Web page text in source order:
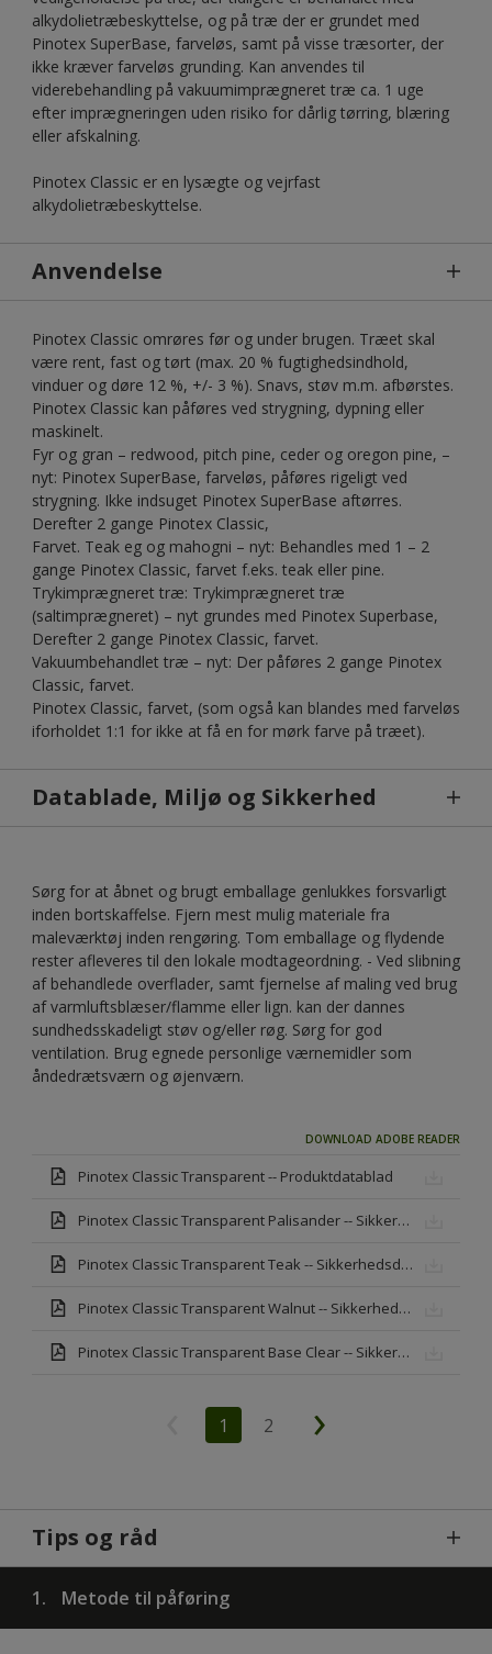
alkydolietræbeskyttelse, og på træ der er grundet med
Pinotex SuperBase, farveløs, samt på visse træsorter, der
ikke kræver farveløs grunding. Kan anvendes til
viderebehandling på vakuumimprægneret træ ca. 1 uge
efter imprægneringen uden risiko for dårlig tørring, blæring
eller afskalning.
Pinotex Classic er en lysægte og vejrfast
alkydolietræbeskyttelse.
Anvendelse
Pinotex Classic omrøres før og under brugen. Træet skal
være rent, fast og tørt (max. 20 % fugtighedsindhold,
vinduer og døre 12 %, +/- 3 %). Snavs, støv m.m. afbørstes.
Pinotex Classic kan påføres ved strygning, dypning eller
maskinelt.
Fyr og gran – redwood, pitch pine, ceder og oregon pine, –
nyt: Pinotex SuperBase, farveløs, påføres rigeligt ved
strygning. Ikke indsuget Pinotex SuperBase aftørres.
Derefter 2 gange Pinotex Classic,
Farvet. Teak eg og mahogni – nyt: Behandles med 1 – 2
gange Pinotex Classic, farvet f.eks. teak eller pine.
Trykimprægneret træ: Trykimprægneret træ
(saltimprægneret) – nyt grundes med Pinotex Superbase,
Derefter 2 gange Pinotex Classic, farvet.
Vakuumbehandlet træ – nyt: Der påføres 2 gange Pinotex
Classic, farvet.
Pinotex Classic, farvet, (som også kan blandes med farveløs
iforholdet 1:1 for ikke at få en for mørk farve på træet).
Datablade, Miljø og Sikkerhed
Sørg for at åbnet og brugt emballage genlukkes forsvarligt
inden bortskaffelse. Fjern mest mulig materiale fra
maleværktøj inden rengøring. Tom emballage og flydende
rester afleveres til den lokale modtageordning. - Ved slibning
af behandlede overflader, samt fjernelse af maling ved brug
af varmluftsblæser/flamme eller lign. kan der dannes
sundhedsskadeligt støv og/eller røg. Sørg for god
ventilation. Brug egnede personlige værnemidler som
åndedrætsværn og øjenværn.
DOWNLOAD ADOBE READER
Pinotex Classic Transparent -- Produktdatablad
Pinotex Classic Transparent Palisander -- Sikkerhedsdatablad
Pinotex Classic Transparent Teak -- Sikkerhedsdatablad
Pinotex Classic Transparent Walnut -- Sikkerhedsdatablad
Pinotex Classic Transparent Base Clear -- Sikkerhedsdatablad
1 2
Tips og råd
1. Metode til påføring